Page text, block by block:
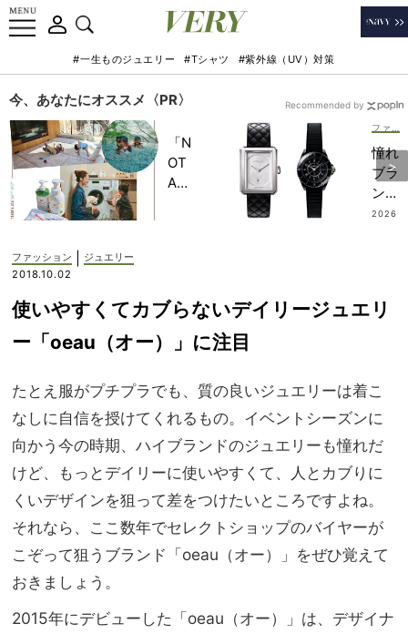
#一生ものジュエリー #Tシャツ #紫外線（UV）対策
今、あなたにオススメ〈PR〉
「N
OT
A
記憶
に一
生残
【極
上の
家族
旅】
を
憧れ
ブラ
ンド
【シ
ォッ
ィも
ハン
も思
いの
2026
Recommended by
ファッション
ジュエリー
2018.10.02
使いやすくてカブらないデイリージュエリ
ー「oeau（オー）」に注目
たとえ服がプチプラでも、質の良いジュエリーは着こ
なしに自信を授けてくれるもの。イベントシーズンに
向かう今の時期、ハイブランドのジュエリーも憧れだ
けど、もっとデイリーに使いやすくて、人とカブりに
くいデザインを狙って差をつけたいところですよね。
それなら、ここ数年でセレクトショップのバイヤーが
こぞって狙うブランド「oeau（オー）」をぜひ覚えて
おきましょう。
2015年にデビューした「oeau（オー）」は、デザイナ